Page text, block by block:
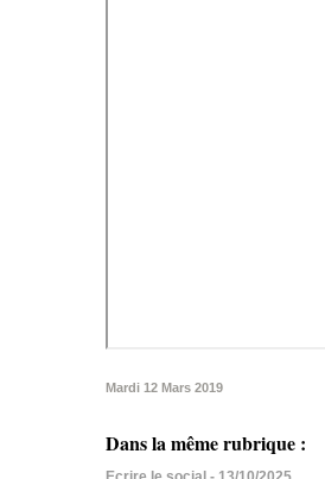
Mardi 12 Mars 2019
Dans la même rubrique :